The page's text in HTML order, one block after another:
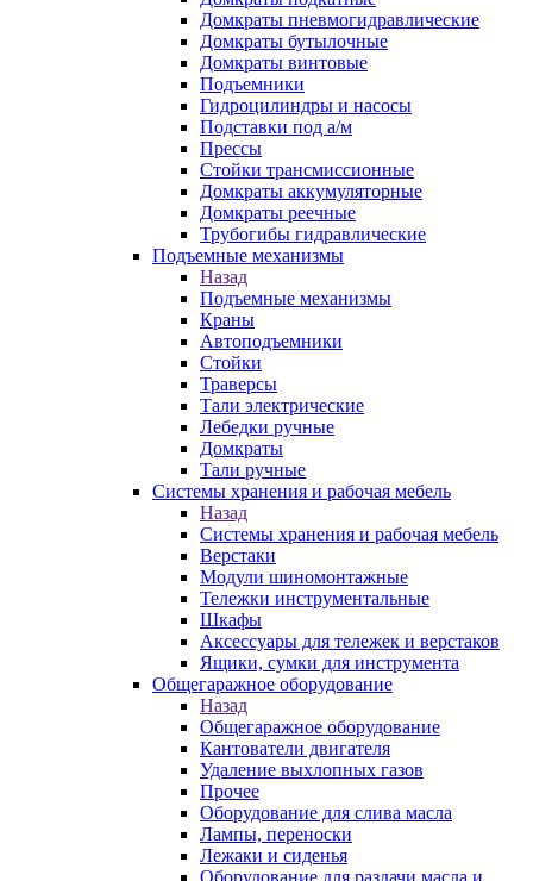
Домкраты пневмогидравлические
Домкраты бутылочные
Домкраты винтовые
Подъемники
Гидроцилиндры и насосы
Подставки под а/м
Прессы
Стойки трансмиссионные
Домкраты аккумуляторные
Домкраты реечные
Трубогибы гидравлические
Подъемные механизмы
Назад
Подъемные механизмы
Краны
Автоподъемники
Стойки
Траверсы
Тали электрические
Лебедки ручные
Домкраты
Тали ручные
Системы хранения и рабочая мебель
Назад
Системы хранения и рабочая мебель
Верстаки
Модули шиномонтажные
Тележки инструментальные
Шкафы
Аксессуары для тележек и верстаков
Ящики, сумки для инструмента
Общегаражное оборудование
Назад
Общегаражное оборудование
Кантователи двигателя
Удаление выхлопных газов
Прочее
Оборудование для слива масла
Лампы, переноски
Лежаки и сиденья
Оборудование для раздачи масла и